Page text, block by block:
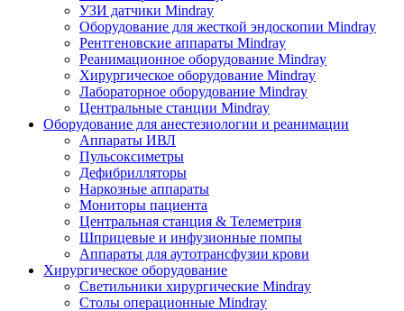
УЗИ датчики Mindray
Оборудование для жесткой эндоскопии Mindray
Рентгеновские аппараты Mindray
Реанимационное оборудование Mindray
Хирургическое оборудование Mindray
Лабораторное оборудование Mindray
Центральные станции Mindray
Оборудование для анестезиологии и реанимации
Аппараты ИВЛ
Пульсоксиметры
Дефибрилляторы
Наркозные аппараты
Мониторы пациента
Центральная станция & Телеметрия
Шприцевые и инфузионные помпы
Аппараты для аутотрансфузии крови
Хирургическое оборудование
Светильники хирургические Mindray
Столы операционные Mindray